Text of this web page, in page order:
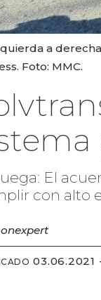
a
Foto: MMC.
El
con alto
03.06.2021